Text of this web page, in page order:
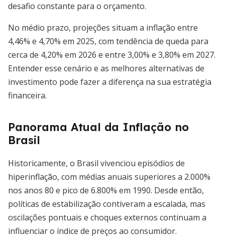
desafio constante para o orçamento.
No médio prazo, projeções situam a inflação entre
4,46% e 4,70% em 2025, com tendência de queda para
cerca de 4,20% em 2026 e entre 3,00% e 3,80% em 2027.
Entender esse cenário e as melhores alternativas de
investimento pode fazer a diferença na sua estratégia
financeira.
Panorama Atual da Inflação no
Brasil
Historicamente, o Brasil vivenciou episódios de
hiperinflação, com médias anuais superiores a 2.000%
nos anos 80 e pico de 6.800% em 1990. Desde então,
políticas de estabilização contiveram a escalada, mas
oscilações pontuais e choques externos continuam a
influenciar o índice de preços ao consumidor.